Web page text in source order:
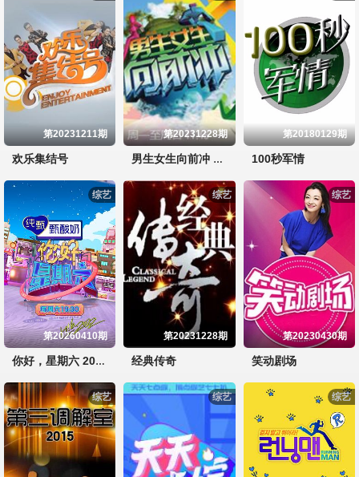
第20231211期
欢乐集结号
第20231228期
男生女生向前冲 第十四季
第20180129期
100秒军情
综艺
第20260410期
你好，星期六 2022
综艺
第20231228期
经典传奇
综艺
第20230430期
笑动剧场
综艺 综艺 综艺